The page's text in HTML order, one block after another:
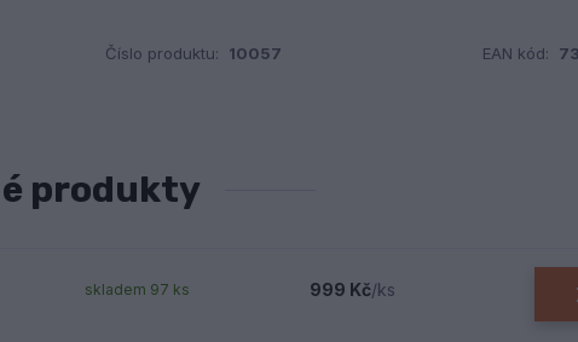
Číslo produktu: 10057 EAN kód:
produkty
999 Kč/ks
skladem 97 ks